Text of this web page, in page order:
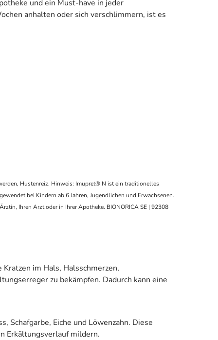
und ein Must-have in jeder
anhalten oder sich verschlimmern, ist es
Hustenreiz. Hinweis: Imupret® N ist ein traditionelles
bei Kindern ab 6 Jahren, Jugendlichen und Erwachsenen.
Ihren Arzt oder in Ihrer Apotheke. BIONORICA SE | 92308
im Hals, Halsschmerzen,
zu bekämpfen. Dadurch kann eine
Schafgarbe, Eiche und Löwenzahn. Diese
Erkältungsverlauf mildern.